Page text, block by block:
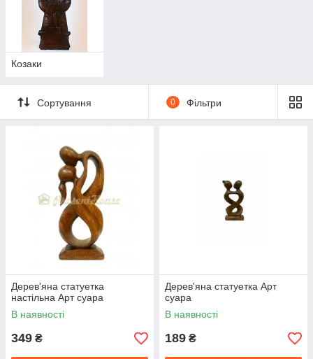
Козаки
Сортування 0 Фільтри
Дерев'яна статуетка
настільна Арт суара
В наявності
349 ₴
Дерев'яна статуетка Арт
суара
В наявності
189 ₴